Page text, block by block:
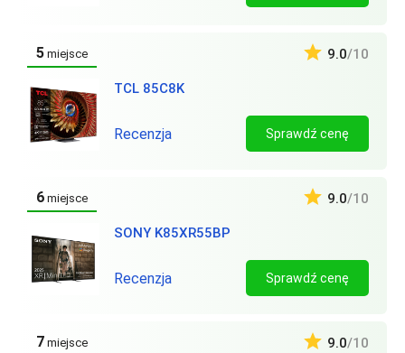
5 miejsce
TCL 85C8K
9.0/10
Recenzja Sprawdź cenę
6 miejsce
SONY K85XR55BP
9.0/10
Recenzja Sprawdź cenę
7 miejsce 9.0/10